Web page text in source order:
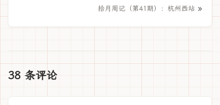
拾月周记（第41期）：杭州西站 »
38 条评论